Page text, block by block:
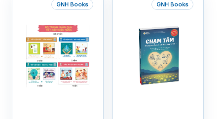
GNH Books GNH Books